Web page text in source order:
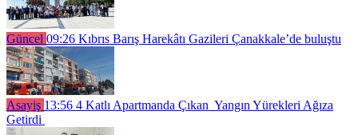
Güncel 09:26 Kıbrıs Barış Harekâtı Gazileri Çanakkale’de buluştu
Asayiş 13:56 4 Katlı Apartmanda Çıkan Yangın Yürekleri Ağıza
Getirdi